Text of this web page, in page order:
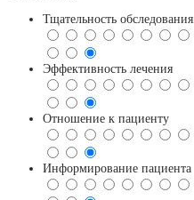
Тщательность обследования
Эффективность лечения
Отношение к пациенту
Информирование пациента